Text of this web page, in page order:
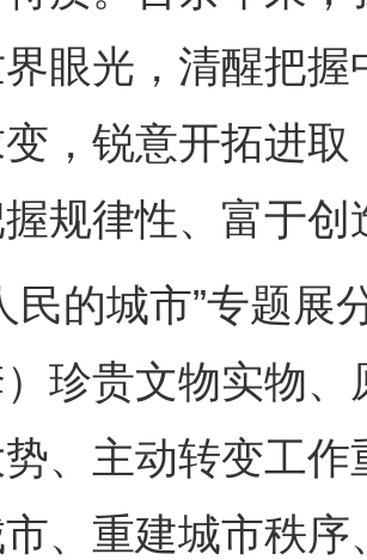
眼光，清醒把
，锐意开拓进
规律性、富于创
的城市”专题展
珍贵文物实物
、主动转变工
、重建城市秩